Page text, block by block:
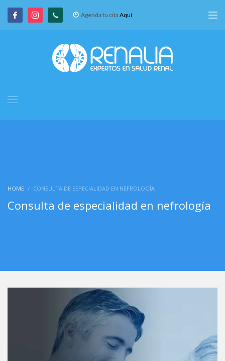
Agenda tu cita Aquí
HOME CONSULTA DE ESPECIALIDAD EN NEFROLOGÍA
Consulta de especialidad en nefrología